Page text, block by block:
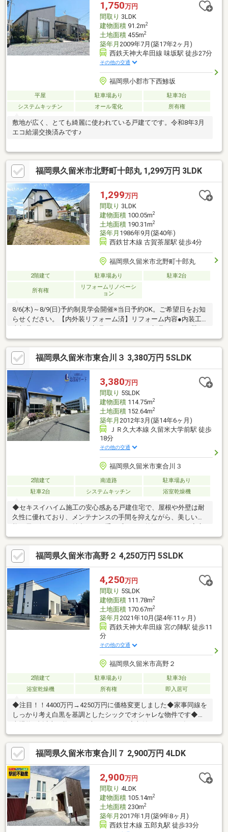
1,750万円
間取り 3LDK
建物面積91.2m2
土地面積455m2
築年月 2009年7月(築17年2ヶ月)
西鉄天神大牟田線 味坂駅 徒歩27分
その他の交通
福岡県小郡市下西鯵坂
平屋 駐車場あり
駐車3台
システムキッチン
オール電化 所有権
敷地が広く、とても綺麗に使われている戸建てです。令和8年3月
エコ給湯交換済みです♪
福岡県久留米市北野町十郎丸 1,299万円 3LDK
1,299万円
間取り 3LDK
建物面積100.05m2
土地面積190.31m2
築年月 1986年9月(築40年)
西鉄甘木線 古賀茶屋駅 徒歩4分
福岡県久留米市北野町十郎丸
2階建て 駐車場あり 駐車2台
所有権
リフォームリノベーシ
ョン
8/6(木)～8/9(日)予約制見学会開催※当日予約OK。ご希望日をお知
らせください。【内外装リフォーム済】リフォーム内容●内装工
座、新品洗面化粧台、新品シューズボックス、新品照明（ＬＥ
Ｄ）、新品モニターホン、新品火災警報器、新品建具、新品フロ
ア張り、壁・天井クロス張り替え、防蟻工事（施工後５年保証）
等●外構その他工事外壁屋根塗装 等【おすすめポイント】・シロ
アリ防除工事施工後5年間保証・新品の照明器具設置済なので入居
後にすぐに生活が始められます・返済額や融資可能額など、お客
様のご
福岡県久留米市東合川３ 3,380万円 5SLDK
3,380万円
間取り 5SLDK
建物面積114.75m2
土地面積152.64m2
築年月 2012年3月(築14年6ヶ月)
ＪＲ久大本線 久留米大学前駅 徒歩
18分
その他の交通
福岡県久留米市東合川３
2階建て 南道路
駐車場あり
駐車2台
システムキッチン 浴室乾燥機
◆セキスイハイム施工の安心感ある戸建住宅で、屋根や外壁は耐
久性に優れており、メンテナンスの手間を抑えながら、美しい状
態を長く保てるのが魅力です。重厚感のある外観と、日々の安心
を兼ね備えた一邸です◆室内はゆとりあるキッチンが特徴で、
LDKは約21帖。さらに吹き抜けが空間に広がりをもたらし、開放
的で快適な住空間を演出しています◆納戸が3ヶ所に加え、各居
室にもクローゼットや押入れを完備。ご家族の荷物もしっかり収
まり、すっきりとした暮らしが実現できます◆
福岡県久留米市高野２ 4,250万円 5SLDK
4,250万円
間取り 5SLDK
建物面積111.78m2
土地面積170.67m2
築年月 2021年10月(築4年11ヶ月)
西鉄天神大牟田線 宮の陣駅 徒歩11
分
その他の交通
福岡県久留米市高野２
2階建て 駐車場あり
駐車3台
浴室乾燥機
所有権 即入居可
◆注目！！4400万円→4250万円に価格変更しました◆家事同線を
しっかり考え白黒を基調としたシックでオシャレな物件です◆駐
日当り風通し良好、閑静な住宅街で周囲には◆周辺には西鉄スト
ア、あんくる夢市場、ファディ、正八郎うどん、ドラッグストア
モリ、セブンイレブン、丸星ラーメンなどお店がしっかり揃って
おります◆内覧も可能ですので、お気軽にお問合せ下さい←090-
7468-0461一石原まで◆
福岡県久留米市東合川７ 2,900万円 4LDK
2,900万円
間取り 4LDK
建物面積105.14m2
土地面積230m2
築年月 2017年1月(築9年8ヶ月)
西鉄甘木線 五郎丸駅 徒歩33分